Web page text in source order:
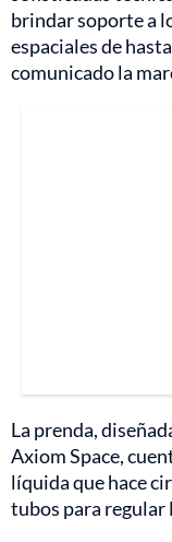
brindar soporte a
espaciales de
comunicado la
La prenda,
Axiom Space,
líquida que hace
tubos para regular